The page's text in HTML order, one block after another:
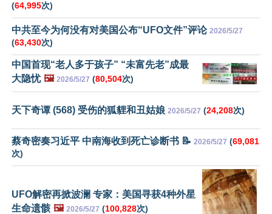
(64,995次)
中共至今为何没有对美国公布“UFO文件”评论 2026/5/27
(63,430次)
中国首现“老人多于孩子” “未富先老”成最
大隐忧 🖼️ 2026/5/27 (80,504次)
天下奇谭 (568) 受伤的狐貍和丑姑娘 2026/5/27 (24,208次)
蔡奇密奏习近平 中南海收到死亡诊断书 📝 2026/5/27 (69,081
次)
UFO解密再掀波澜 专家：美国寻获4种外星
生命遗骸 🖼️ 2026/5/27 (100,828次)